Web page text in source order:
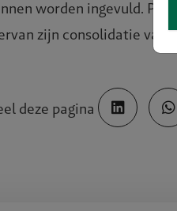
worden ingevuld.
zijn consolidatie van
deze pagina